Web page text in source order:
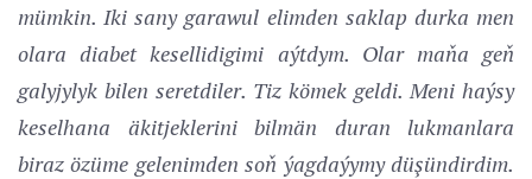
mümkin. Iki sany garawul elimden saklap durka men
olara diabet kesellidigimi aýtdym. Olar maňa geň
galyjylyk bilen seretdiler. Tiz kömek geldi. Meni haýsy
keselhana äkitjeklerini bilmän duran lukmanlara
biraz özüme gelenimden soň ýagdaýymy düşündirdim.